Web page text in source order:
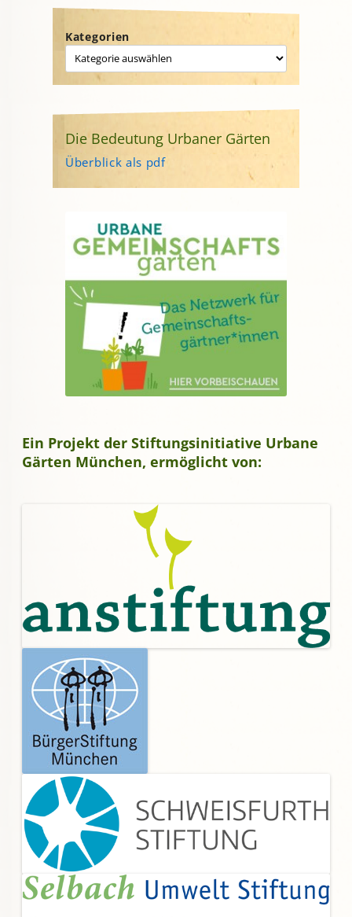
Kategorien
Die Bedeutung Urbaner Gärten
Überblick als pdf
Ein Projekt der Stiftungsinitiative Urbane
Gärten München, ermöglicht von: